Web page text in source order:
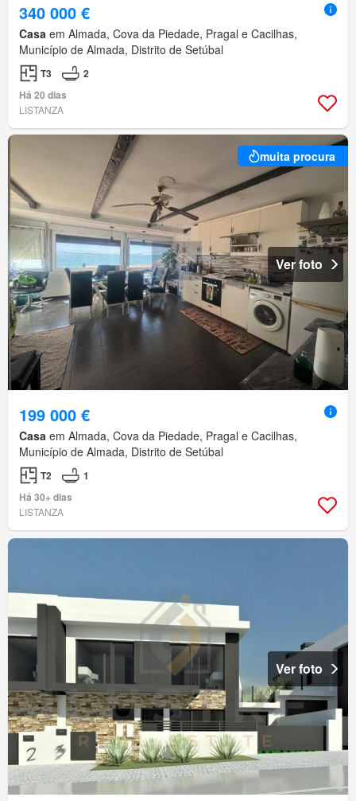
340 000 €
Casa em Almada, Cova da Piedade, Pragal e Cacilhas,
Município de Almada, Distrito de Setúbal
T3
2
Há 20 dias
LISTANZA
muita procura
Ver foto
199 000 €
Casa em Almada, Cova da Piedade, Pragal e Cacilhas,
Município de Almada, Distrito de Setúbal
T2
1
Há 30+ dias
LISTANZA
Ver foto